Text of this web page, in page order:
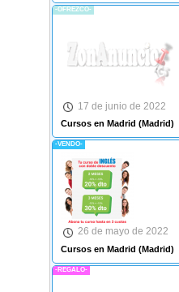
-OFREZCO-
17 de junio de 2022
Cursos en Madrid (Madrid)
-VENDO-
26 de mayo de 2022
Cursos en Madrid (Madrid)
-REGALO-